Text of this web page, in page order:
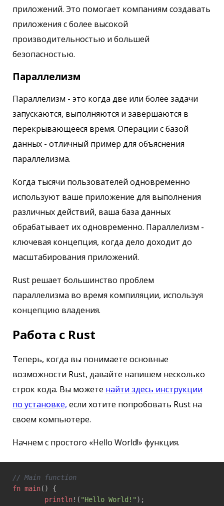
приложений. Это помогает компаниям создавать
приложения с более высокой
производительностью и большей
безопасностью.
Параллелизм
Параллелизм - это когда две или более задачи
запускаются, выполняются и завершаются в
перекрывающееся время. Операции с базой
данных - отличный пример для объяснения
параллелизма.
Когда тысячи пользователей одновременно
используют ваше приложение для выполнения
различных действий, ваша база данных
обрабатывает их одновременно. Параллелизм -
ключевая концепция, когда дело доходит до
масштабирования приложений.
Rust решает большинство проблем
параллелизма во время компиляции, используя
концепцию владения.
Работа с Rust
Теперь, когда вы понимаете основные
возможности Rust, давайте напишем несколько
строк кода. Вы можете найти здесь инструкции
по установке, если хотите попробовать Rust на
своем компьютере.
Начнем с простого «Hello World!» функция.
// Main function
fn main() {
println!( "Hello World!" );